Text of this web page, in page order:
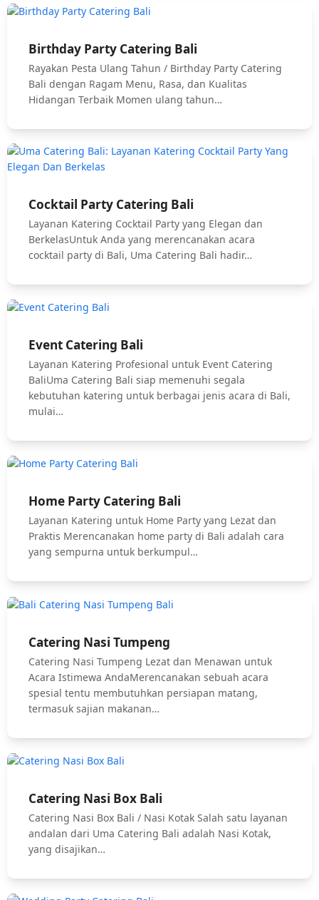
Birthday Party Catering Bali
Rayakan Pesta Ulang Tahun / Birthday Party Catering
Bali dengan Ragam Menu, Rasa, dan Kualitas
Hidangan Terbaik Momen ulang tahun…
Cocktail Party Catering Bali
Layanan Katering Cocktail Party yang Elegan dan
BerkelasUntuk Anda yang merencanakan acara
cocktail party di Bali, Uma Catering Bali hadir…
Event Catering Bali
Layanan Katering Profesional untuk Event Catering
BaliUma Catering Bali siap memenuhi segala
kebutuhan katering untuk berbagai jenis acara di Bali,
mulai…
Home Party Catering Bali
Layanan Katering untuk Home Party yang Lezat dan
Praktis Merencanakan home party di Bali adalah cara
yang sempurna untuk berkumpul…
Catering Nasi Tumpeng
Catering Nasi Tumpeng Lezat dan Menawan untuk
Acara Istimewa AndaMerencanakan sebuah acara
spesial tentu membutuhkan persiapan matang,
termasuk sajian makanan…
Catering Nasi Box Bali
Catering Nasi Box Bali / Nasi Kotak Salah satu layanan
andalan dari Uma Catering Bali adalah Nasi Kotak,
yang disajikan…